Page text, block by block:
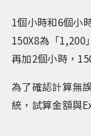
1個小時和6個小
150X8為「1,200
再加2個小時，
為了確認計算無
統，試算金額與